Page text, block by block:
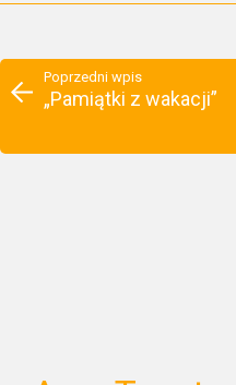
Poprzedni wpis
„Pamiątki z wakacji”